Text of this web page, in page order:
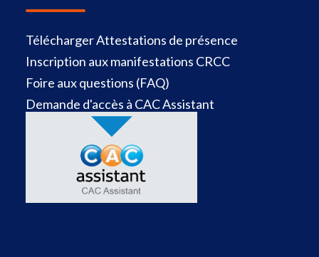
Télécharger Attestations de présence
Inscription aux manifestations CRCC
Foire aux questions (FAQ)
Demande d'accès à CAC Assistant